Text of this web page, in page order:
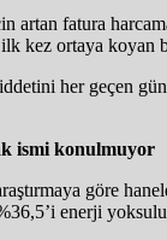
artan fatura
kez ortaya koyan
her geçen
ismi konulmuyor
göre
enerji